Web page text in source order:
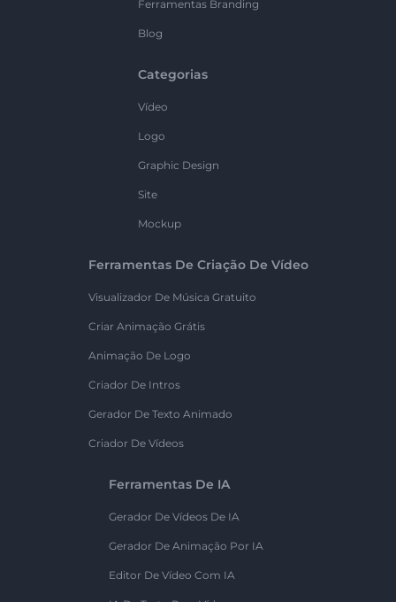
Ferramentas Branding
Blog
Categorias
Vídeo
Logo
Graphic Design
Site
Mockup
Ferramentas De Criação De Vídeo
Visualizador De Música Gratuito
Criar Animação Grátis
Animação De Logo
Criador De Intros
Gerador De Texto Animado
Criador De Vídeos
Ferramentas De IA
Gerador De Vídeos De IA
Gerador De Animação Por IA
Editor De Vídeo Com IA